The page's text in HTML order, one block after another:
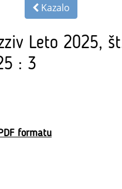
Kazalo
Leto 2025,
: 3
formatu